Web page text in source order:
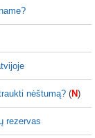
nėštumą? (+17)
Dyson Airwrap plaukų formavimo prietaisas (atsiliepimai)
nėštumą? (N)
rezervas